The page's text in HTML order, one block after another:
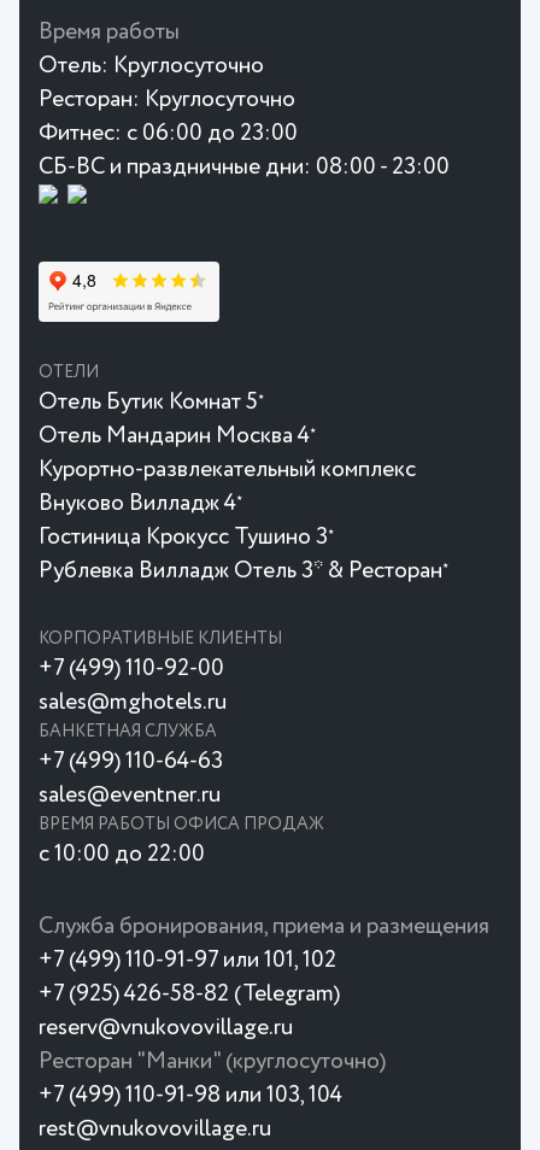
Время работы
Отель: Круглосуточно
Ресторан: Круглосуточно
Фитнес: с 06:00 до 23:00
СБ-ВС и праздничные дни: 08:00 - 23:00
ОТЕЛИ
Отель Бутик Комнат 5★
Отель Мандарин Москва 4★
Курортно-развлекательный комплекс
Внуково Вилладж 4★
Гостиница Крокусc Тушино 3★
Рублевка Вилладж Отель 3* & Ресторан★
КОРПОРАТИВНЫЕ КЛИЕНТЫ
+7 (499) 110-92-00
sales@mghotels.ru
БАНКЕТНАЯ СЛУЖБА
+7 (499) 110-64-63
sales@eventner.ru
ВРЕМЯ РАБОТЫ ОФИСА ПРОДАЖ
с 10:00 до 22:00
Служба бронирования, приема и размещения
+7 (499) 110-91-97 или 101, 102
+7 (925) 426-58-82 (Telegram)
reserv@vnukovovillage.ru
Ресторан "Манки" (круглосуточно)
+7 (499) 110-91-98 или 103, 104
rest@vnukovovillage.ru